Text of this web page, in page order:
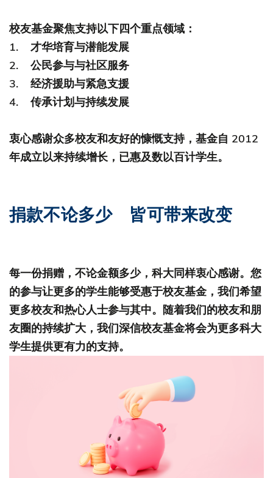
校友基金聚焦支持以下四个重点领域：
1. 才华培育与潜能发展
2. 公民参与与社区服务
3. 经济援助与紧急支援
4. 传承计划与持续发展
衷心感谢众多校友和友好的慷慨支持，基金自 2012
年成立以来持续增长，已惠及数以百计学生。
捐款不论多少 皆可带来改变
每一份捐赠，不论金额多少，科大同样衷心感谢。您
的参与让更多的学生能够受惠于校友基金，我们希望
更多校友和热心人士参与其中。随着我们的校友和朋
友圈的持续扩大，我们深信校友基金将会为更多科大
学生提供更有力的支持。